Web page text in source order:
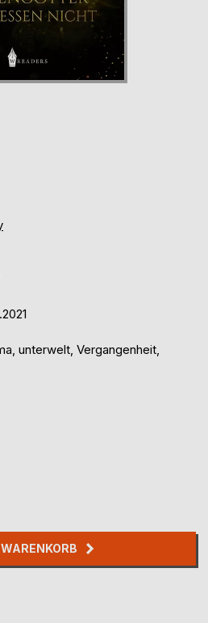
unterwelt, Vergangenheit,